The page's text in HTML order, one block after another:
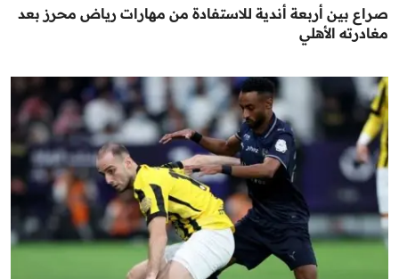
صراع بين أربعة أندية للاستفادة من مهارات رياض محرز بعد
مغادرته الأهلي